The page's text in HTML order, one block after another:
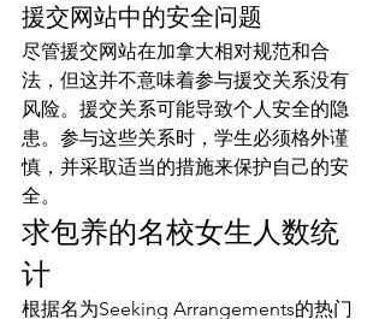
援交网站中的安全问题
尽管援交网站在加拿大相对规范和合
法，但这并不意味着参与援交关系没有
风险。援交关系可能导致个人安全的隐
患。参与这些关系时，学生必须格外谨
慎，并采取适当的措施来保护自己的安
全。
求包养的名校女生人数统
计
根据名为Seeking Arrangements的热门